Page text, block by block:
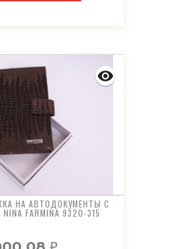
НА АВТОДОКУМЕНТЫ С
FARMINA 9320-315